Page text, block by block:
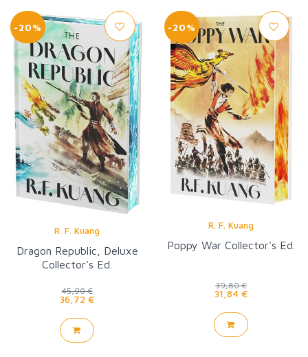
-20%
R. F. Kuang
Dragon Republic, Deluxe
Collector's Ed.
45,90 €
36,72 €
-20%
R. F. Kuang
Poppy War Collector's Ed.
39,80 €
31,84 €